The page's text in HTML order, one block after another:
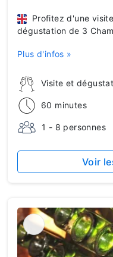
Visite et
60 minutes
1 - 8 personnes
Profitez d'une
dégustation de 3
Plus d'infos »
Voir